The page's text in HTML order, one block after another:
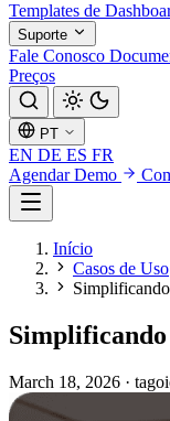
Templates de
Suporte
Fale Conosco
Preços
PT
EN DE ES FR
Agendar Demo
Início
Casos de Uso
Simplificando
March 18, 2026 ·